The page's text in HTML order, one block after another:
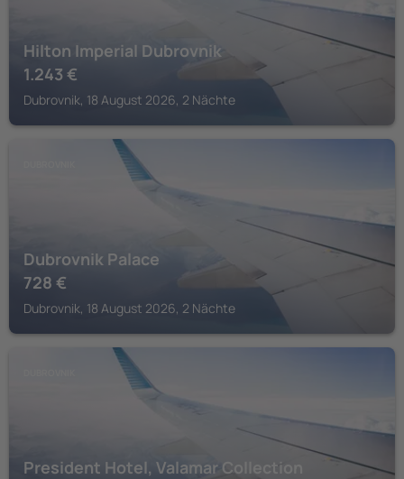
Hilton Imperial Dubrovnik
1.243 €
Dubrovnik, 18 August 2026, 2 Nächte
Dubrovnik Palace
728 €
Dubrovnik, 18 August 2026, 2 Nächte
President Hotel, Valamar Collection